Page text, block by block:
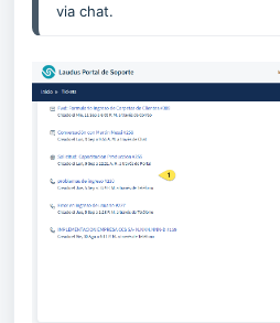
via chat.